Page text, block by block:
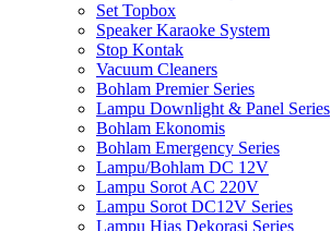
Set Topbox
Speaker Karaoke System
Stop Kontak
Vacuum Cleaners
Bohlam Premier Series
Lampu Downlight & Panel Series
Bohlam Ekonomis
Bohlam Emergency Series
Lampu/Bohlam DC 12V
Lampu Sorot AC 220V
Lampu Sorot DC12V Series
Lampu Hias Dekorasi Series